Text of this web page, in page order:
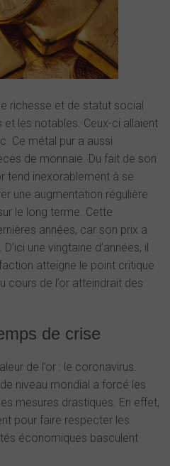
richesse et de statut social
et les notables. Ceux-ci allaient
Ce métal pur a aussi
de monnaie. Du fait de son
tend inexorablement à se
une augmentation régulière
le long terme. Cette
années, car son prix a
une vingtaine d’années, il
atteigne le point critique
cours de l’or atteindrait des
de crise
de l’or : le coronavirus.
niveau mondial a forcé les
mesures drastiques. En effet,
pour faire respecter les
économiques basculent